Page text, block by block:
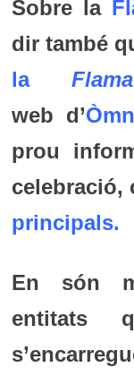
Sobre la
dir també
la
web d’
prou
celebració,
principals.
En són
entitats